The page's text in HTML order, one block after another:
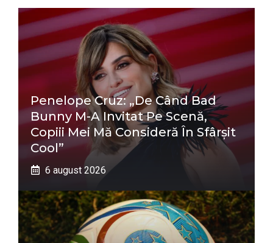
Penelope Cruz: „De Când Bad
Bunny M-A Invitat Pe Scenă,
Copiii Mei Mă Consideră În Sfârșit
Cool”
6 august 2026